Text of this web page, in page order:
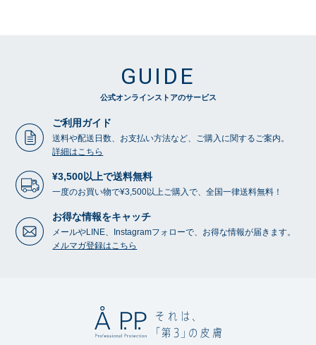
GUIDE
公式オンラインストアのサービス
ご利用ガイド
送料や配送日数、お支払い方法など、ご購入に関するご案内。
詳細はこちら
¥3,500以上で送料無料
一度のお買い物で¥3,500以上ご購入で、全国一律送料無料！
お得な情報をキャッチ
メールやLINE、Instagramフォローで、お得な情報が届きます。
メルマガ登録はこちら